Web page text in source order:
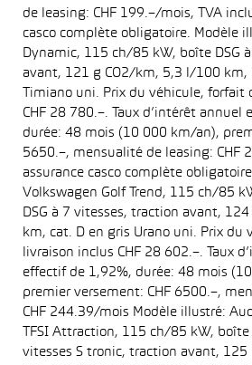
de leasing: CHF 199.–/mois, TVA
casco complète obligatoire. Modèle
Dynamic, 115 ch/85 kW, boîte DSG
avant, 121 g CO2/km, 5,3 l/100 km,
Timiano uni. Prix du véhicule, forfait
CHF 28 780.–. Taux d’intérêt annuel
durée: 48 mois (10 000 km/an),
5650.–, mensualité de leasing: CHF
assurance casco complète
Volkswagen Golf Trend, 115 ch/85
DSG à 7 vitesses, traction avant,
km, cat. D en gris Urano uni. Prix du
livraison inclus CHF 28 602.–. Taux
effectif de 1,92%, durée: 48 mois
premier versement: CHF 6500.–,
CHF 244.39/mois Modèle illustré:
TFSI Attraction, 115 ch/85 kW,
vitesses S tronic, traction avant,